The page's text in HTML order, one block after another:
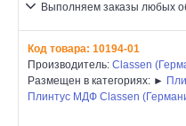
Выполняем заказы любых
Код товара: 10194-01
Производитель: Classen
Размещен в категориях: ►
Плинтус МДФ Classen